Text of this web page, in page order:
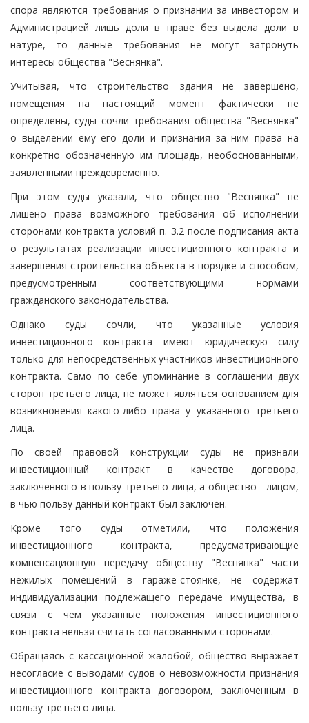
спора являются требования о признании за инвестором и
Администрацией лишь доли в праве без выдела доли в
натуре, то данные требования не могут затронуть
интересы общества "Веснянка".
Учитывая, что строительство здания не завершено,
помещения на настоящий момент фактически не
определены, суды сочли требования общества "Веснянка"
о выделении ему его доли и признания за ним права на
конкретно обозначенную им площадь, необоснованными,
заявленными преждевременно.
При этом суды указали, что общество "Веснянка" не
лишено права возможного требования об исполнении
сторонами контракта условий п. 3.2 после подписания акта
о результатах реализации инвестиционного контракта и
завершения строительства объекта в порядке и способом,
предусмотренным соответствующими нормами
гражданского законодательства.
Однако суды сочли, что указанные условия
инвестиционного контракта имеют юридическую силу
только для непосредственных участников инвестиционного
контракта. Само по себе упоминание в соглашении двух
сторон третьего лица, не может являться основанием для
возникновения какого-либо права у указанного третьего
лица.
По своей правовой конструкции суды не признали
инвестиционный контракт в качестве договора,
заключенного в пользу третьего лица, а общество - лицом,
в чью пользу данный контракт был заключен.
Кроме того суды отметили, что положения
инвестиционного контракта, предусматривающие
компенсационную передачу обществу "Веснянка" части
нежилых помещений в гараже-стоянке, не содержат
индивидуализации подлежащего передаче имущества, в
связи с чем указанные положения инвестиционного
контракта нельзя считать согласованными сторонами.
Обращаясь с кассационной жалобой, общество выражает
несогласие с выводами судов о невозможности признания
инвестиционного контракта договором, заключенным в
пользу третьего лица.